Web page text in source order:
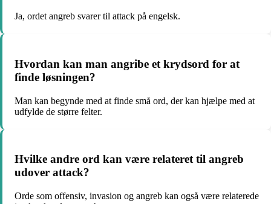
Ja, ordet angreb svarer til attack på engelsk.
Hvordan kan man angribe et krydsord for at
finde løsningen?
Man kan begynde med at finde små ord, der kan hjælpe med at
udfylde de større felter.
Hvilke andre ord kan være relateret til angreb
udover attack?
Orde som offensiv, invasion og angreb kan også være relaterede